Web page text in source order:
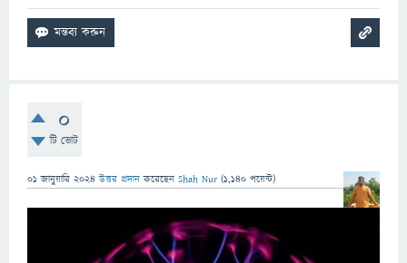
0
টি ভোট
01 জানুয়ারি 2024 উত্তর প্রদান করেছেন Shah Nur (1,140 পয়েন্ট)